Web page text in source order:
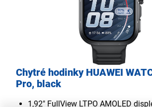
Chytré hodinky HUAWEI
Pro, black
1,92" FullView LTPO AMOLED